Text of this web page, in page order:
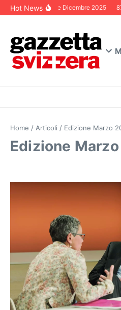
Salta al contenuto
Hot NewsEditoriale Dicembre 2025
Home / Articoli / Edizione Marzo
Edizione